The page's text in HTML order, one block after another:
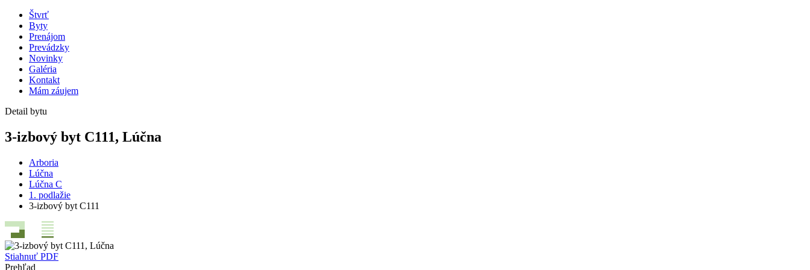
Štvrť
Byty
Prenájom
Prevádzky
Novinky
Galéria
Kontakt
Mám záujem
Detail bytu
3-izbový byt C111, Lúčna
Arboria
Lúčna
Lúčna C
1. podlažie
3-izbový byt C111
Stiahnuť PDF
Prehľad